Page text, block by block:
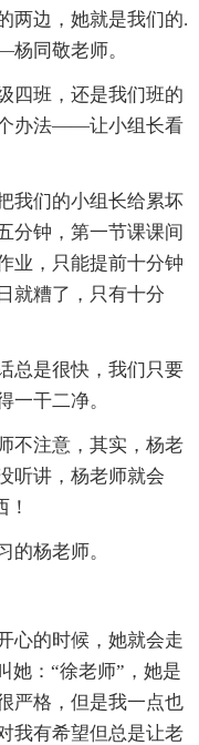
两边，她就是我们的.
同敬老师。
四班，还是我们班的
办法——让小组长看
我们的小组长给累坏
分钟，第一节课课间
业，只能提前十分钟
就糟了，只有十分
总是很快，我们只要
一干二净。
不注意，其实，杨老
听讲，杨老师就会
的杨老师。
心的时候，她就会走
她：“徐老师”，她是
严格，但是我一点也
我有希望但总是让老